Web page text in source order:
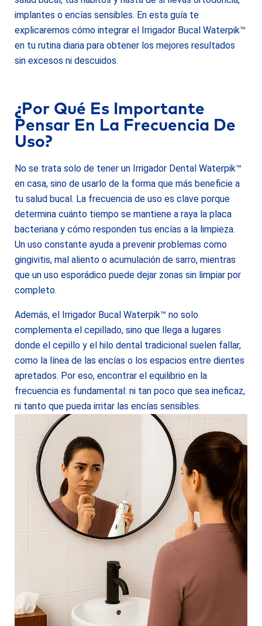
implantes o encías sensibles. En esta guía te
explicaremos cómo integrar el Irrigador Bucal Waterpik™
en tu rutina diaria para obtener los mejores resultados
sin excesos ni descuidos.
¿ Por Qué Es Importante
Pensar En La Frecuencia De
Uso?
No se trata solo de tener un Irrigador Dental Waterpik™
en casa, sino de usarlo de la forma que más beneficie a
tu salud bucal. La frecuencia de uso es clave porque
determina cuánto tiempo se mantiene a raya la placa
bacteriana y cómo responden tus encías a la limpieza.
Un uso constante ayuda a prevenir problemas como
gingivitis, mal aliento o acumulación de sarro, mientras
que un uso esporádico puede dejar zonas sin limpiar por
completo.
Además, el Irrigador Bucal Waterpik™ no solo
complementa el cepillado, sino que llega a lugares
donde el cepillo y el hilo dental tradicional suelen fallar,
como la línea de las encías o los espacios entre dientes
apretados. Por eso, encontrar el equilibrio en la
frecuencia es fundamental: ni tan poco que sea ineficaz,
ni tanto que pueda irritar las encías sensibles.